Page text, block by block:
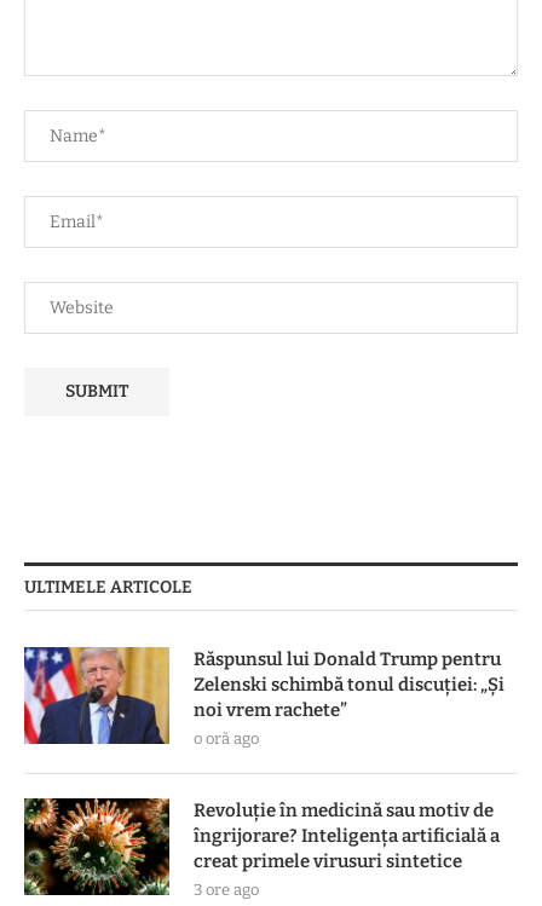
ULTIMELE ARTICOLE
Răspunsul lui Donald Trump pentru
Zelenski schimbă tonul discuției: „Și
noi vrem rachete”
o oră ago
Revoluție în medicină sau motiv de
îngrijorare? Inteligența artificială a
creat primele virusuri sintetice
3 ore ago